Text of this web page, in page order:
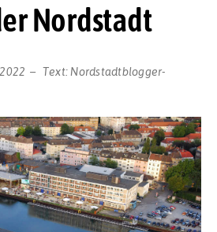
Nordstadt
Text: Nordstadtblogger-